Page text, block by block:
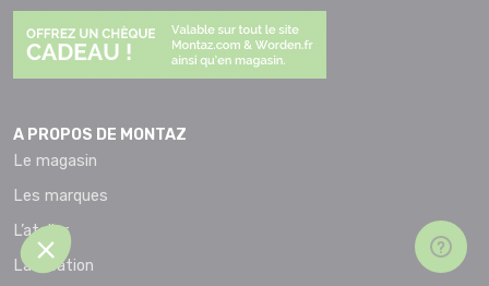
A PROPOS DE MONTAZ
Le magasin
Les marques
L’atelier
La location